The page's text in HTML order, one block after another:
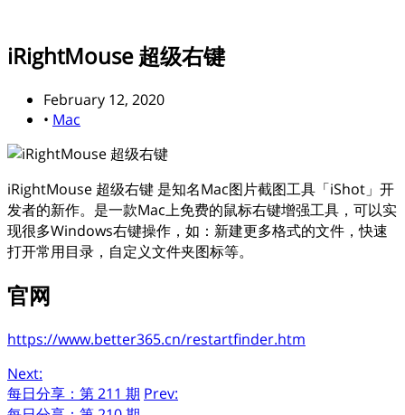
iRightMouse 超级右键
February 12, 2020
• Mac
iRightMouse 超级右键 是知名Mac图片截图工具「iShot」开
发者的新作。是一款Mac上免费的鼠标右键增强工具，可以实
现很多Windows右键操作，如：新建更多格式的文件，快速
打开常用目录，自定义文件夹图标等。
官网
https://www.better365.cn/restartfinder.htm
Next:
每日分享：第 211 期 Prev: